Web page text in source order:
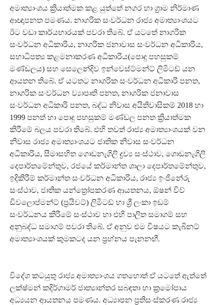
අමාත්‍යාංශය ක්‍රියාත්මක කළ යුත්තේ නගර හා ග්‍රාම නිර්මාණ
ආඥාපනත පමණය. නාගරික සංවර්ධන රාජ්‍ය අමාත්‍යාංශයට
ඊට වඩා කාර්යභාරයක් පවරා තිබේ. ඒ යටතේ නාගරික
සංවර්ධන අධිකාරිය, නාගරික ජනාවාස සංවර්ධන අධිකාරිය,
සහාධිපත්‍ය කළමනාකරණ අධිකාරිය(පොදු පහසුකම්
මණ්ඩලය) සහ සෙලෙන්දිව ඉන්වෙස්ට්මන්ට් ලිමිටඩ් යන
ආයතන තිබේ. ඒ යටතට නාගරික සංවර්ධන අධිකාරි පනත,
නාගරික සංවර්ධන ව්‍යාපෘති පනත, නාගරික ජනාවාස
සංවර්ධන අධිකාරි පනත, බද්ධ නිවාස අයිතිවාසිකම් 2018 හා
1999 පනත් හා පොදු පහසුකම් මණ්ඩල පනත ක්‍රියාත්මක
කිරීමේ බලය පවරා තිබේ. එහි තවත් රාජ්‍ය අමාත්‍යාංශයක් වන
නිවාස රාජ්‍ය අමාත්‍යාංශයට ජාතික නිවාස සංවර්ධන
අධිකාරිය, සීමාසහිත ගොඩනැගිලි ද්‍රව්‍ය සංස්ථාව, ගොඩනැගිලි
දෙපාර්තමේන්තුව, රජයේ කර්මාන්ත ශාලා දෙපාර්තමේන්තුව,
ඉදිකිරීම් කර්මාන්ත සංවර්ධන අධිකාරිය, රාජ්‍ය ඉංජිනේරු
සංස්ථාව, ජාතික යන්ත්‍රෝපකරණ ආයතනය, ඕෂන් විව්
ඩිවලොප්මන්ට් (ප්‍රයිවට්) ලිමිටඩ් හා ශ්‍රී ලංකා ඉඩම්
සංවර්ධනය කිරීමේ සංස්ථාව හා එහි පාලිත සමාගම් සහ
අනුබද්ධ සමාගම් පවරා තිබේ. ඒ අනුව එම විෂයට කැබිනට්
අමාත්‍යාංශයක් කුමකටද යන ප්‍රහ්නය පැනනඟී.
විදේශ කටයුතු රාජ්‍ය අමාත්‍යාංශය ගතහොත් ඒ යටතේ ඇත්තේ
ලක්ෂ්මන් කදිර්ගාමර් ජාත්‍යාන්තර සබඳතා හා ක්‍රමෝපාය
අධ්‍යයන ආයතනය පමණය. අධ්‍යාපන ප්‍රතිසංස්කරණ රාජ්‍ය